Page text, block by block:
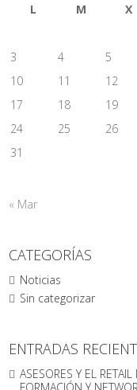
L
M X
3
4 5
10
11 12
17
18 19
24
25 26
31
« Mar
CATEGORÍAS
Noticias
Sin categorizar
ENTRADAS
ASESORES Y EL
FORMACIÓN Y